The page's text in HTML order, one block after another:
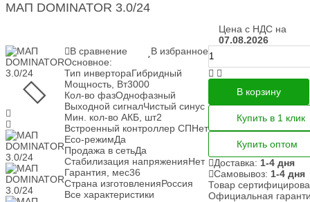
МАП DOMINATOR 3.0/24
Цена с НДС на
07.08.2026
В сравнение
В избранное
Основное:
Тип инвертораГибридный
Мощность, Вт3000
Кол-во фазОднофазный
Выходной сигналЧистый синус
Мин. кол-во АКБ, шт2
Встроенный контроллер СПНет
Eco-режимДа
Продажа в сетьДа
Стабилизация напряженияНет
Гарантия, мес36
Страна изготовленияРоссия
Все характеристики
В корзину
Купить в 1 клик
Купить оптом
Доставка: 1-4 дня
Самовывоз: 1-4 дня
Товар
Официальная